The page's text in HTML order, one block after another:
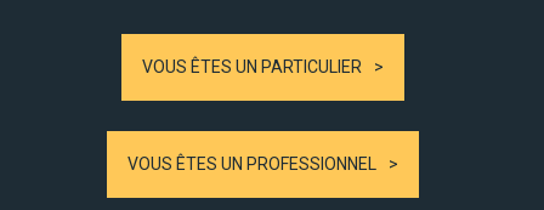
VOUS ÊTES UN PARTICULIER
VOUS ÊTES UN PROFESSIONNEL